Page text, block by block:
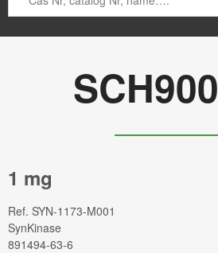
1 mg
Ref. SYN-1173-M001
SynKinase
891494-63-6